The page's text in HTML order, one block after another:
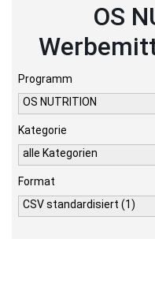
OS
Programm
OS NUTRITION
Kategorie
alle Kategorien
Format
CSV standardisiert (1)